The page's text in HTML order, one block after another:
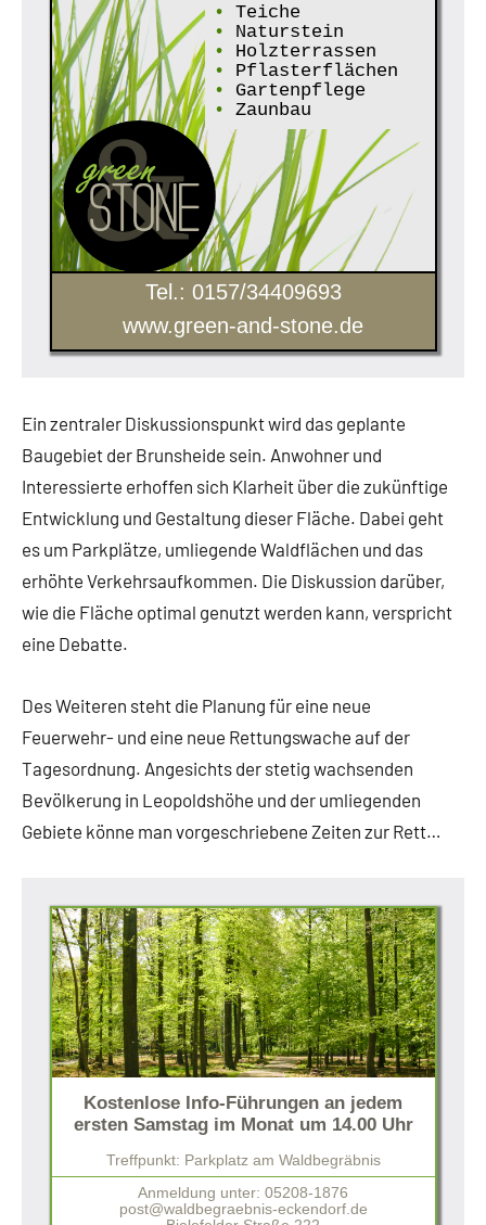
•
Teiche
•
Naturstein
•
Holzterrassen
•
Pflasterflächen
•
Gartenpflege
•
Zaunbau
Tel.: 0157/34409693
www.green-and-stone.de
Ein zentraler Diskussionspunkt wird das geplante
Baugebiet der Brunsheide sein. Anwohner und
Interessierte erhoffen sich Klarheit über die zukünftige
Entwicklung und Gestaltung dieser Fläche. Dabei geht
es um Parkplätze, umliegende Waldflächen und das
erhöhte Verkehrsaufkommen. Die Diskussion darüber,
wie die Fläche optimal genutzt werden kann, verspricht
eine Debatte.
Des Weiteren steht die Planung für eine neue
Feuerwehr- und eine neue Rettungswache auf der
Tagesordnung. Angesichts der stetig wachsenden
Bevölkerung in Leopoldshöhe und der umliegenden
Gebiete könne man vorgeschriebene Zeiten zur Rett…
Kostenlose Info-Führungen an jedem
ersten Samstag im Monat um 14.00 Uhr
Treffpunkt: Parkplatz am Waldbegräbnis
Anmeldung unter: 05208-1876
post@waldbegraebnis-eckendorf.de